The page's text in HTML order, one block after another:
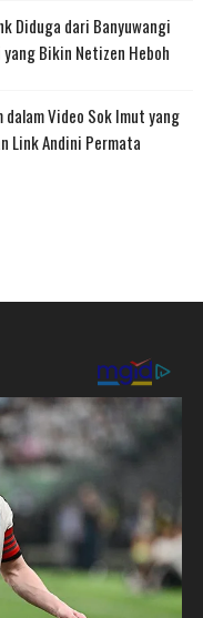
Diduga dari Banyuwangi
Bikin Netizen Heboh
Video Sok Imut yang
Link Andini Permata